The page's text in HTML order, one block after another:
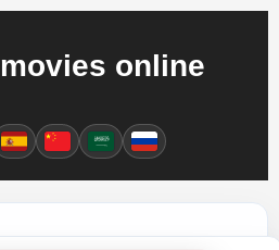
movies online